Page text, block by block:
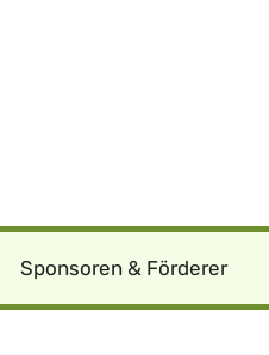
Sponsoren & Förderer